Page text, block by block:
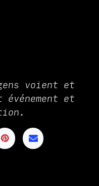
voient et
et